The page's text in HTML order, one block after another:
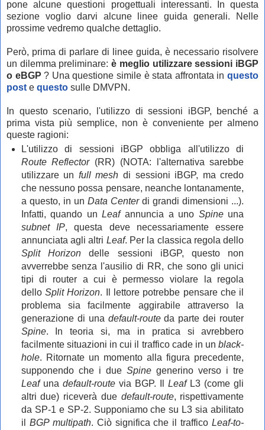
pone alcune questioni progettuali interessanti. In questa
sezione voglio darvi alcune linee guida generali. Nelle
prossime vedremo qualche dettaglio.
Però, prima di parlare di linee guida, è necessario risolvere
un dilemma preliminare:è meglio utilizzare sessioni iBGP
o eBGP ? Una questione simile è stata affrontata inquesto
post e questo sulle DMVPN.
In questo scenario, l'utilizzo di sessioni iBGP, benché a
prima vista più semplice, non è conveniente per almeno
queste ragioni:
L'utilizzo di sessioni iBGP obbliga all'utilizzo di
Route Reflector (RR) (NOTA: l'alternativa sarebbe
utilizzare un full mesh di sessioni iBGP, ma credo
che nessuno possa pensare, neanche lontanamente,
a questo, in un Data Centerdi grandi dimensioni ...).
Infatti, quando unLeafannuncia a uno Spine una
subnet IP, questa deve necessariamente essere
annunciata agli altri Leaf. Per la classica regola dello
Split Horizondelle sessioni iBGP, questo non
avverrebbe senza l'ausilio di RR, che sono gli unici
tipi di router a cui è permesso violare la regola
dello Split Horizon. Il lettore potrebbe pensare che il
problema sia facilmente aggirabile attraverso la
generazione di una default-routeda parte dei router
Spine. In teoria si, ma in pratica si avrebbero
facilmente situazioni in cui il traffico cade in unblack-
hole. Ritornate un momento alla figura precedente,
supponendo che i due Spinegenerino verso i tre
Leaf una default-routevia BGP. IlLeaf L3 (come gli
altri due) riceverà due default-route, rispettivamente
da SP-1 e SP-2. Supponiamo che su L3 sia abilitato
il BGP multipath. Ciò significa che il trafficoLeaf-to-